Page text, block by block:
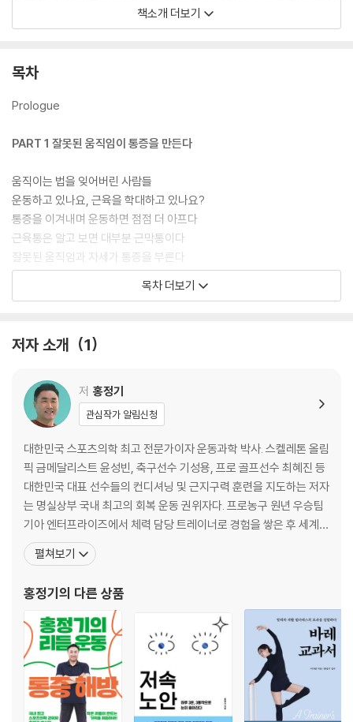
홍정기 운동과학 박사가 최초로 공개하는 움직임 회복 가이드다. 모든 통
증의 원인을 ‘잘못된 움직임’에서 찾은 그는 30년 회복 운동 실전 경험과
기적의 운동법을 이 책에 담았다. 해부학적, 과학적 근거를 토대로 신체 부
진단법은 물론 올바른 움직임을 회복하는 신체 부위별 운동을 엄선해 수록
여주어 몸에 대한 이해도를 높였다. 잘못 알고 있는 운동 상식과 궁금증을
루 10분 운동 루틴도 알차게 실었다.
다른 거 다 필요 없다. 초집중해 1분만 따라 해보자. 스포츠의학계의 레전
드가 전하는 세상에 다시 없을 움직임 백과사전으로 한 몸처럼 달고 살던
통증이 사라지는 놀라운 경험을 하게 될 것이다.
책소개 더보기
목차
Prologue
PART 1 잘못된 움직임이 통증을 만든다
움직이는 법을 잊어버린 사람들
운동하고 있나요, 근육을 학대하고 있나요?
통증을 이겨내며 운동하면 점점 더 아프다
근육통은 알고 보면 대부분 근막통이다
잘못된 움직임과 자세가 통증을 부른다
부상보다 위험한 것이 일상생활이다
통증을 줄여주는 움직임 회복 전략
움직임을 회복하는 7가지 법칙
법칙 1 바른 움직임은 동적 스트레칭으로
법칙 2 점진적으로 운동 강도를 높여라
법칙 3 내 몸의 가동 범위를 파악하라
법칙 4 통증의 공포에서 벗어나라
법칙 5 운동신경을 활성화시켜라
법칙 6 초집중 1분으로 신경의 문을 열어라
법칙 7 자신만의 호흡을 되찾아라
바른 움직임을 회복하는 신체 부위별 운동
만성 목 통증의 3가지 원인
다들 목 근육을 잘못 사용하고 있다
목 통증 오면 그다음은 어깨 통증
- 목 건강 자가 진단법
목차 더보기
저자 소개 1
저 홍정기
관심작가 알림신청
대한민국 스포츠의학 최고 전문가이자 운동과학 박사. 스켈레톤 올림
픽 금메달리스트 윤성빈, 축구선수 기성용, 프로 골프선수 최혜진 등
대한민국 대표 선수들의 컨디셔닝 및 근지구력 훈련을 지도하는 저자
는 명실상부 국내 최고의 회복 운동 권위자다. 프로농구 원년 우승팀
기아 엔터프라이즈에서 체력 담당 트레이너로 경험을 쌓은 후 세계
최고 수준의 스포츠과학을 자랑하는 미국 오리건주립대에서 운동과
학 박사 과정을 마쳤다. 미국 윌라멧주립대학의 유일한 한인 교수로
큼 두드러지는 행보를 이어왔다. 현재 차의과대학교 대학원 원장이자
펼쳐보기
홍정기 의 다른 상품